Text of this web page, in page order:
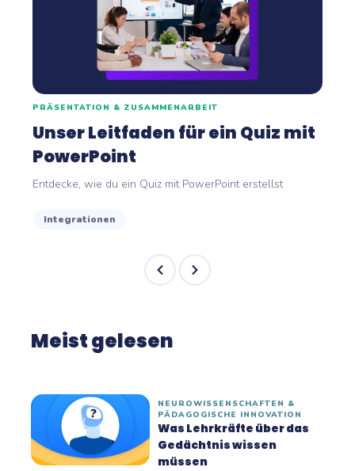
PRÄSENTATION & ZUSAMMENARBEIT
Unser Leitfaden für ein Quiz mit
PowerPoint
Entdecke, wie du ein Quiz mit PowerPoint erstellst
Integrationen
Meist gelesen
NEUROWISSENSCHAFTEN &
PÄDAGOGISCHE INNOVATION
Was Lehrkräfte über das
Gedächtnis wissen
müssen